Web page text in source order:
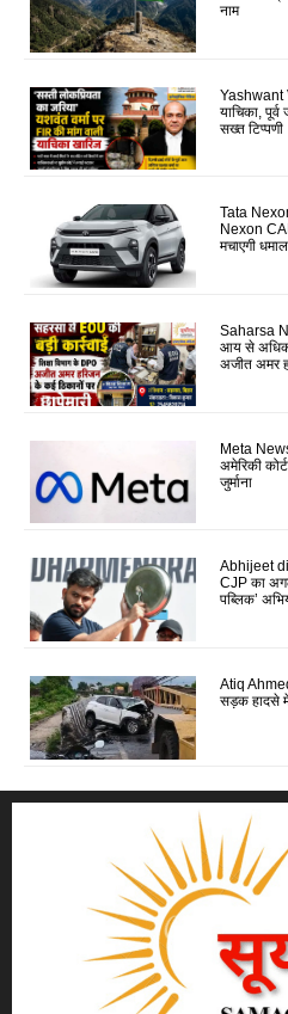
नाम
Yashwant
याचिका,
सख्त टिप्पणी
Tata
Nexon
मचाएगी धमाल
Saharsa
आय से अधिक
अजीत अमर
Meta
अमेरिकी
जुर्माना
Abhijeet
CJP का
पब्लिक’
Atiq
सड़क हादसे में